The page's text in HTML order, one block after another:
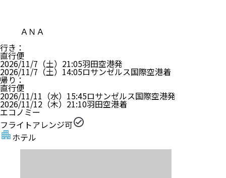
ＡＮＡ
行き ：
直行便
2026/11/7（土） 21:05羽田空港発
2026/11/7（土） 14:05ロサンゼルス国際空港着
帰り ：
直行便
2026/11/11（水） 15:45ロサンゼルス国際空港発
2026/11/12（木） 21:10羽田空港着
エコノミー
フライトアレンジ可
ホテル